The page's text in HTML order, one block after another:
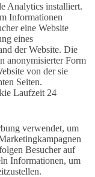
Analytics installiert.
Informationen
eine Website
eines
der Website. Die
anonymisierter Form
von der sie
Seiten.
Laufzeit 24
verwendet, um
Besucher auf
Informationen, um